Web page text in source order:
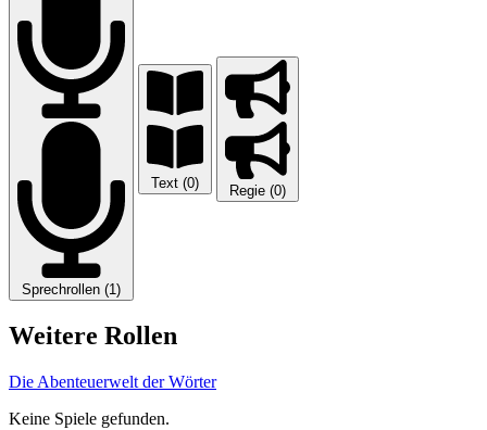
Sprechrollen (1)
Text (0) Regie (0)
Weitere Rollen
Die Abenteuerwelt der Wörter
Keine Spiele gefunden.